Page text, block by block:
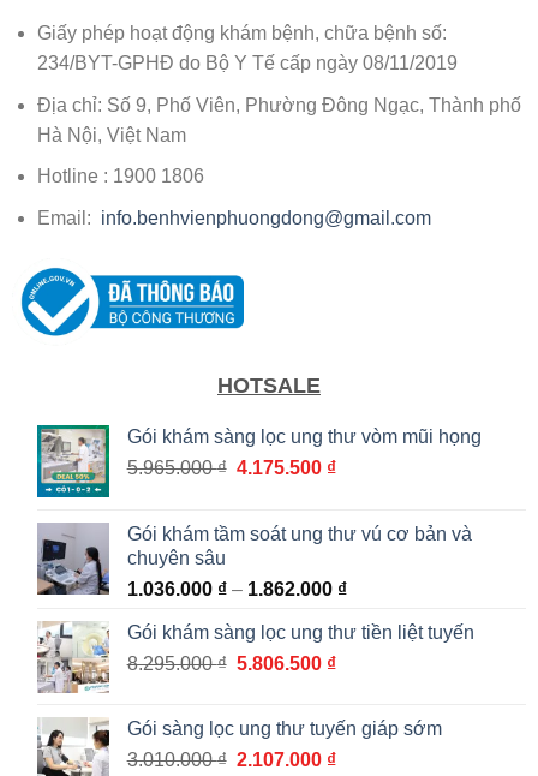
Giấy phép hoạt động khám bệnh, chữa bệnh số:
234/BYT-GPHĐ do Bộ Y Tế cấp ngày 08/11/2019
Địa chỉ: Số 9, Phố Viên, Phường Đông Ngạc, Thành phố
Hà Nội, Việt Nam
Hotline : 1900 1806
Email: info.benhvienphuongdong@gmail.com
HOTSALE
Gói khám sàng lọc ung thư vòm mũi họng
5.965.000₫ Giá
5.965.000 ₫.
4.175.500 ₫Giá
là:
Gói khám tầm soát ung thư vú cơ bản và
chuyên sâu
1.036.000 ₫ – 1.862.000 ₫Khoảng
từ
Gói khám sàng lọc ung thư tiền liệt tuyến
8.295.000₫ Giá
8.295.000 ₫.
5.806.500 ₫Giá
là:
5.806.500 ₫.
Gói sàng lọc ung thư tuyến giáp sớm
3.010.000₫ Giá
2.107.000 ₫Giá